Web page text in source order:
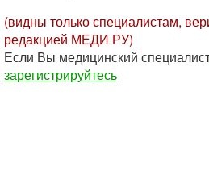
(видны только специалистам,
редакцией МЕДИ РУ)
Если Вы медицинский
зарегистрируйтесь